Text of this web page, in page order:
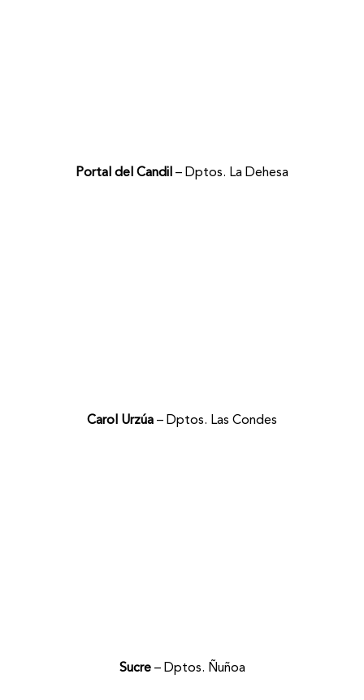
Portal del Candil– Dptos. La Dehesa
Carol Urzúa– Dptos. Las Condes
Sucre– Dptos. Ñuñoa